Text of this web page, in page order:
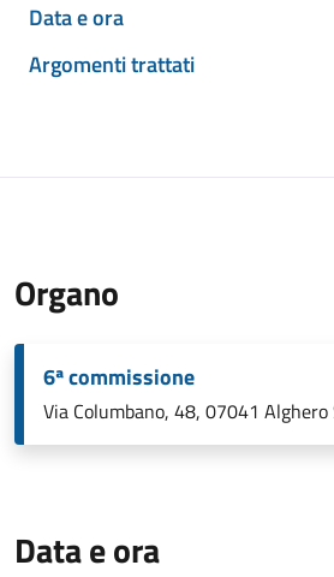
Data e ora
Argomenti trattati
Organo
6ª commissione
Via Columbano, 48, 07041 Alghero
Data e ora